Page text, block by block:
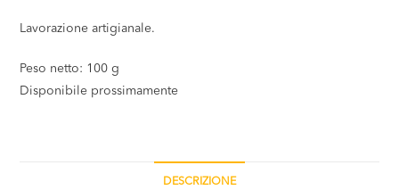
Lavorazione artigianale.
Peso netto: 100 g
Disponibile prossimamente
DESCRIZIONE